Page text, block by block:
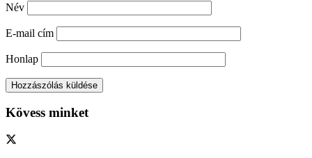
Név
E-mail cím
Honlap
Kövess minket